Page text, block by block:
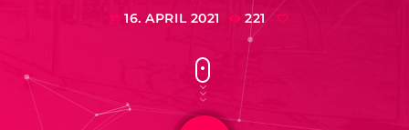
today 16. APRIL 2021 221